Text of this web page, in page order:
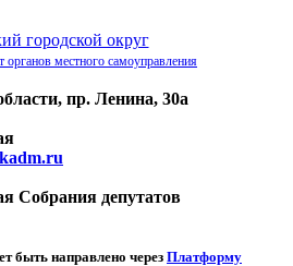
городской округ
местного самоуправления
пр. Ленина, 30а
Собрания депутатов
быть направлено через Платформу